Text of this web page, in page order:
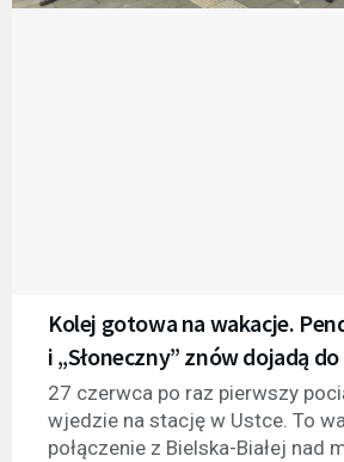
Kolej gotowa na wakacje.
i „Słoneczny” znów dojadą
27 czerwca po raz pierwszy
wjedzie na stację w Ustce. To
połączenie z Bielska-Białej nad